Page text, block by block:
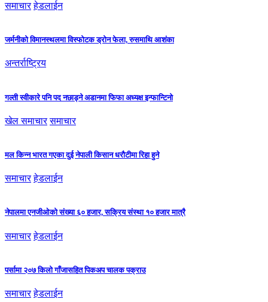
समाचार हेडलाईन
जर्मनीको विमानस्थलमा विस्फोटक ड्रोन फेला, रुसमाथि आशंका
अन्तर्राष्ट्रिय
गल्ती स्वीकारे पनि पद नछाड्ने अडानमा फिफा अध्यक्ष इन्फान्टिनो
खेल समाचार समाचार
मल किन्न भारत गएका दुई नेपाली किसान धरौटीमा रिहा हुने
समाचार हेडलाईन
नेपालमा एनजीओको संख्या ६० हजार, सक्रिय संस्था १० हजार मात्रै
समाचार हेडलाईन
पर्सामा २०७ किलो गाँजासहित पिकअप चालक पक्राउ
समाचार हेडलाईन